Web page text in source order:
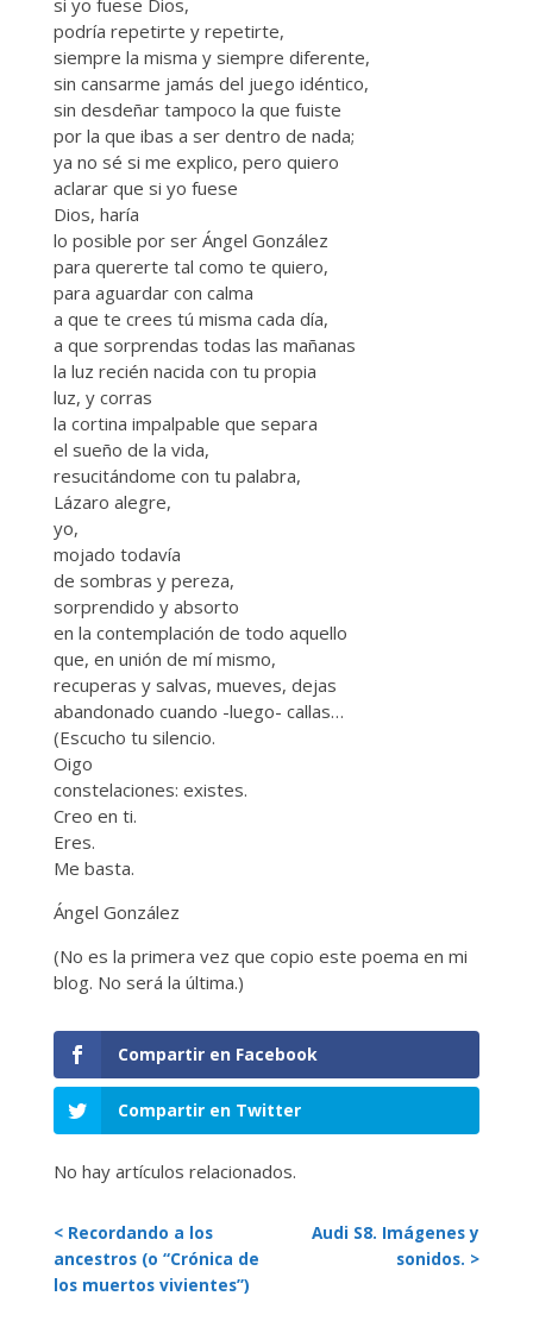
si yo fuese Dios,
podría repetirte y repetirte,
siempre la misma y siempre diferente,
sin cansarme jamás del juego idéntico,
sin desdeñar tampoco la que fuiste
por la que ibas a ser dentro de nada;
ya no sé si me explico, pero quiero
aclarar que si yo fuese
Dios, haría
lo posible por ser Ángel González
para quererte tal como te quiero,
para aguardar con calma
a que te crees tú misma cada día,
a que sorprendas todas las mañanas
la luz recién nacida con tu propia
luz, y corras
la cortina impalpable que separa
el sueño de la vida,
resucitándome con tu palabra,
Lázaro alegre,
yo,
mojado todavía
de sombras y pereza,
sorprendido y absorto
en la contemplación de todo aquello
que, en unión de mí mismo,
recuperas y salvas, mueves, dejas
abandonado cuando -luego- callas…
(Escucho tu silencio.
Oigo
constelaciones: existes.
Creo en ti.
Eres.
Me basta.
Ángel González
(No es la primera vez que copio este poema en mi
blog. No será la última.)
Compartir en Facebook
Compartir en Twitter
No hay artículos relacionados.
< Recordando a los
ancestros (o “Crónica de
los muertos vivientes”)
Audi S8. Imágenes y
sonidos. >